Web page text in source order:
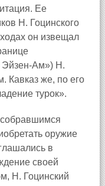
Ее
Н. Гоцинского
он извещал
Эйзен-Ам») Н.
Кавказ же, по его
турок».
оружие
в
своей
Н. Гоцинский